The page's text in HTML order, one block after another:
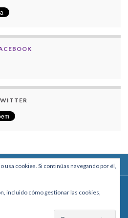
Arce, Edificio Arcadia, Mezzanine, Of. 101
+591 73027636
usa cookies. Si continúas navegando por él,
incluido cómo gestionar las cookies,